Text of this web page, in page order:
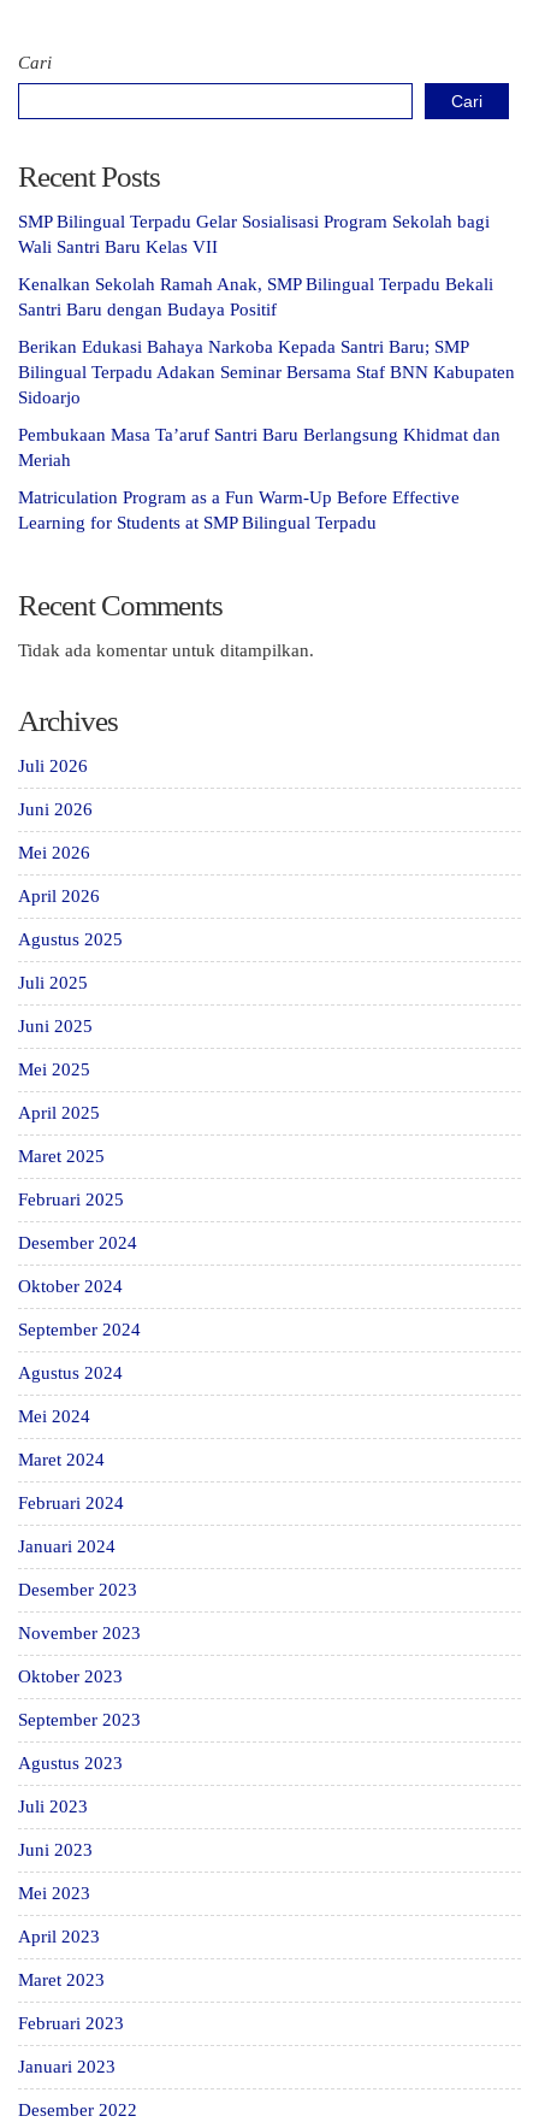
Cari
Cari
Recent Posts
SMP Bilingual Terpadu Gelar Sosialisasi Program Sekolah bagi
Wali Santri Baru Kelas VII
Kenalkan Sekolah Ramah Anak, SMP Bilingual Terpadu Bekali
Santri Baru dengan Budaya Positif
Berikan Edukasi Bahaya Narkoba Kepada Santri Baru; SMP
Bilingual Terpadu Adakan Seminar Bersama Staf BNN Kabupaten
Sidoarjo
Pembukaan Masa Ta’aruf Santri Baru Berlangsung Khidmat dan
Meriah
Matriculation Program as a Fun Warm-Up Before Effective
Learning for Students at SMP Bilingual Terpadu
Recent Comments
Tidak ada komentar untuk ditampilkan.
Archives
Juli 2026
Juni 2026
Mei 2026
April 2026
Agustus 2025
Juli 2025
Juni 2025
Mei 2025
April 2025
Maret 2025
Februari 2025
Desember 2024
Oktober 2024
September 2024
Agustus 2024
Mei 2024
Maret 2024
Februari 2024
Januari 2024
Desember 2023
November 2023
Oktober 2023
September 2023
Agustus 2023
Juli 2023
Juni 2023
Mei 2023
April 2023
Maret 2023
Februari 2023
Januari 2023
Desember 2022